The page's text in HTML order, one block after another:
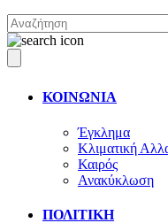
ΚΟΙΝΩΝΙΑ
Έγκλημα
Κλιματική
Καιρός
Ανακύκλωση
ΠΟΛΙΤΙΚΗ